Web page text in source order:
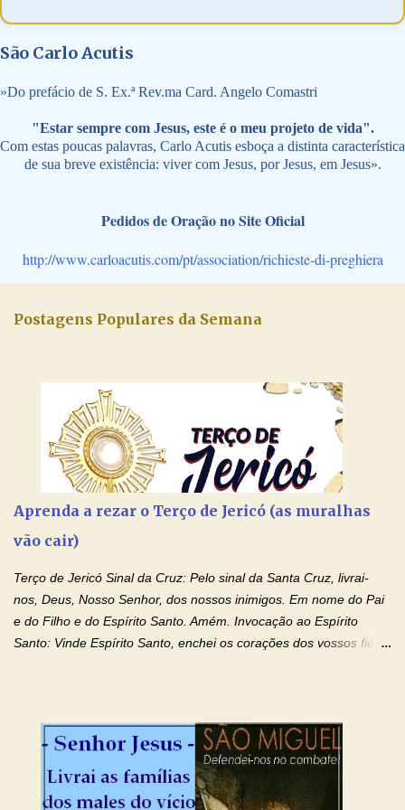
São Carlo Acutis
»Do prefácio de S. Ex.ª Rev.ma Card. Angelo Comastri
"Estar sempre com Jesus, este é o meu projeto de vida".
Com estas poucas palavras, Carlo Acutis esboça a distinta característica
de sua breve existência: viver com Jesus, por Jesus, em Jesus».
Pedidos de Oração no Site Oficial
http://www.carloacutis.com/pt/association/richieste-di-preghiera
Postagens Populares da Semana
Aprenda a rezar o Terço de Jericó (as muralhas
vão cair)
Terço de Jericó Sinal da Cruz: Pelo sinal da Santa Cruz, livrai-
nos, Deus, Nosso Senhor, dos nossos inimigos. Em nome do Pai
e do Filho e do Espírito Santo. Amém. Invocação ao Espírito
Santo: Vinde Espírito Santo, enchei os corações dos vossos fiéis
Santo, fazei que apreciemos retamente todas as coisas segundo
o mesmo Espírito e gozemos sempre da sua consolação. Por
Cristo, Senhor Nosso. Amém. Creio: Creio em Deus Pai Todo-
Poderoso, Criador do céu e da terra; e em Jesus Cristo, seu